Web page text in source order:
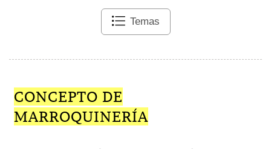
Temas
CONCEPTO DE
MARROQUINERÍA